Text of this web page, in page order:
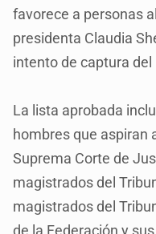
favorece a personas
presidenta Claudia
intento de captura del
La lista aprobada
hombres que aspiran
Suprema Corte de
magistrados del
magistrados del